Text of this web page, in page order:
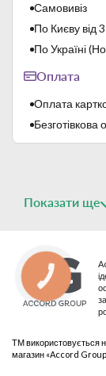
Lubiana
- перший,
Цей
Lubiana –
Самовивіз
По Києву від
По Україні
Оплата
Оплата
Безготівкова
Показати ще
ТМ використовується
магазин «Accord
КНОПКА
СВЯЗИ